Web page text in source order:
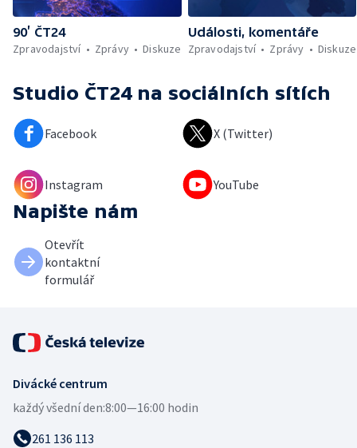
90’ ČT24
Zpravodajství
Zprávy Diskuze
Události, komentáře
Zpravodajství
Zprávy Diskuze
Studio ČT24 na sociálních sítích
Facebook X (Twitter)
Instagram YouTube
Napište nám
Otevřít
kontaktní
formulář
Divácké centrum
každý všední den:8:00—16:00 hodin
261 136 113